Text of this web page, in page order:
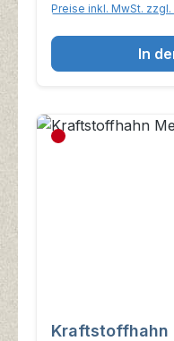
Preise inkl. MwSt.
In
Kraftstoffhahn